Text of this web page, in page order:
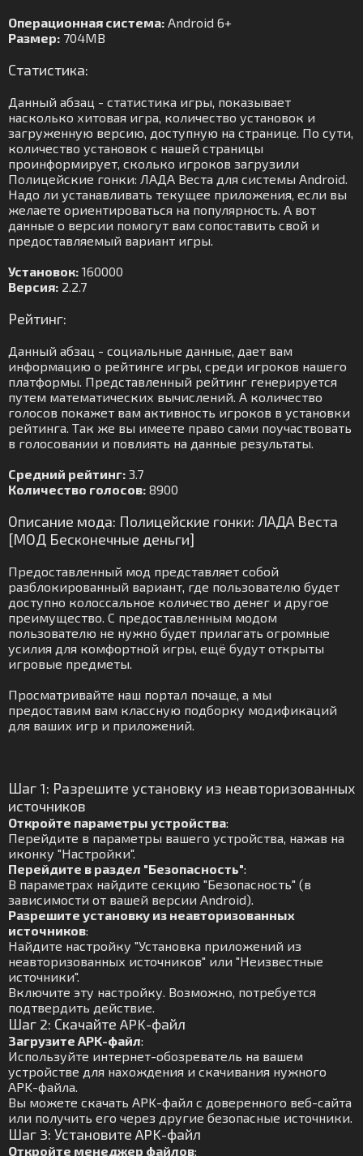
Операционная система: Android 6+
Размер: 704MB
Статистика:
Данный абзац - статистика игры, показывает
насколько хитовая игра, количество установок и
загруженную версию, доступную на странице. По сути,
количество установок с нашей страницы
проинформирует, сколько игроков загрузили
Полицейские гонки: ЛАДА Веста для системы Android.
Надо ли устанавливать текущее приложения, если вы
желаете ориентироваться на популярность. А вот
данные о версии помогут вам сопоставить свой и
предоставляемый вариант игры.
Установок: 160000
Версия: 2.2.7
Рейтинг:
Данный абзац - социальные данные, дает вам
информацию о рейтинге игры, среди игроков нашего
платформы. Представленный рейтинг генерируется
путем математических вычислений. А количество
голосов покажет вам активность игроков в установки
рейтинга. Так же вы имеете право сами поучаствовать
в голосовании и повлиять на данные результаты.
Средний рейтинг: 3.7
Количество голосов: 8900
Описание мода: Полицейские гонки: ЛАДА Веста
[МОД Бесконечные деньги]
Предоставленный мод представляет собой
разблокированный вариант, где пользователю будет
доступно колоссальное количество денег и другое
преимущество. С предоставленным модом
пользователю не нужно будет прилагать огромные
усилия для комфортной игры, ещё будут открыты
игровые предметы.
Просматривайте наш портал почаще, а мы
предоставим вам классную подборку модификаций
для ваших игр и приложений.
Шаг 1: Разрешите установку из неавторизованных
источников
Откройте параметры устройства:
Перейдите в параметры вашего устройства, нажав на
иконку "Настройки".
Перейдите в раздел "Безопасность":
В параметрах найдите секцию "Безопасность" (в
зависимости от вашей версии Android).
Разрешите установку из неавторизованных
источников:
Найдите настройку "Установка приложений из
неавторизованных источников" или "Неизвестные
источники".
Включите эту настройку. Возможно, потребуется
подтвердить действие.
Шаг 2: Скачайте APK-файл
Загрузите APK-файл:
Используйте интернет-обозреватель на вашем
устройстве для нахождения и скачивания нужного
APK-файла.
Вы можете скачать APK-файл с доверенного веб-сайта
или получить его через другие безопасные источники.
Шаг 3: Установите APK-файл
Откройте менеджер файлов: